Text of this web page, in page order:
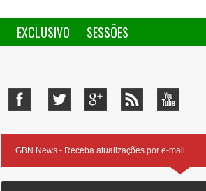
EXCLUSIVO
SESSÕES
GBN News - Receba atualizações por e-mail